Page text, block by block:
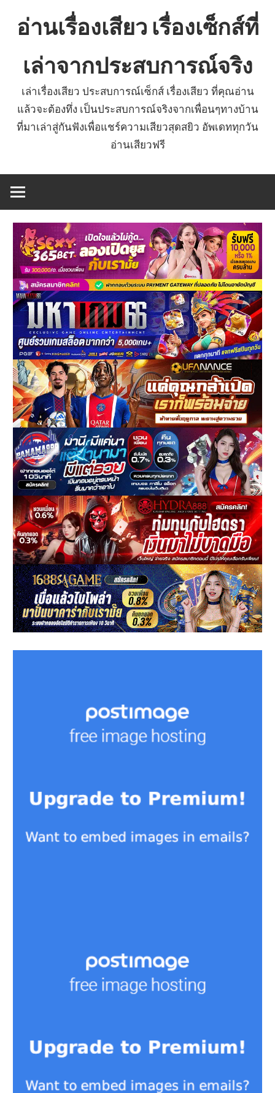
อ่านเรื่องเสียว เรื่องเซ็กส์ที่
เล่าจากประสบการณ์จริง
เล่าเรื่องเสียว ประสบการณ์เซ็กส์ เรื่องเสียว ที่คุณอ่าน
แล้วจะต้องทึ่ง เป็นประสบการณ์จริงจากเพื่อนๆทางบ้าน
ที่มาเล่าสู่กันฟังเพื่อแชร์ความเสียวสุดสยิว อัพเดททุกวัน
อ่านเสียวฟรี